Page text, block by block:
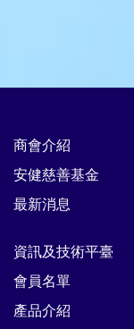
商會介紹
安健慈善基金
最新消息
資訊及技術平臺
會員名單
產品介紹